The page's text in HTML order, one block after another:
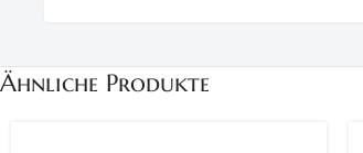
Ähnliche Produkte